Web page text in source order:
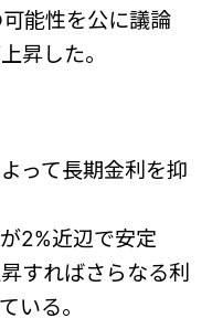
能性を公に議論
昇した。
って長期金利を抑
2%近辺で安定
すればさらなる利
いる。